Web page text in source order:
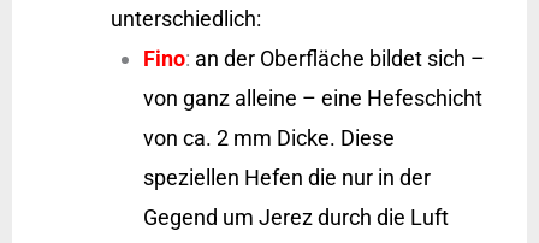
unterschiedlich:
Fino: an der Oberfläche bildet sich –
von ganz alleine – eine Hefeschicht
von ca. 2 mm Dicke. Diese
speziellen Hefen die nur in der
Gegend um Jerez durch die Luft